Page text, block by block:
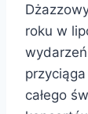
roku w
całego